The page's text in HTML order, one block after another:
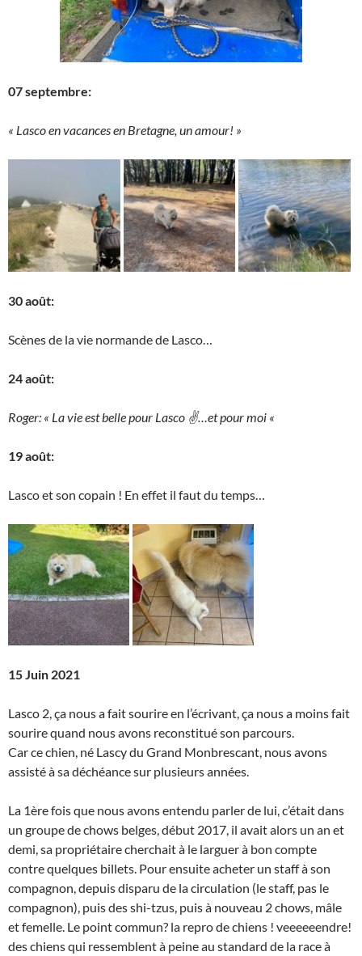
07 septembre:
« Lasco en vacances en Bretagne, un amour! »
30 août:
Scènes de la vie normande de Lasco…
24 août:
Roger: « La vie est belle pour Lasco ✌️…et pour moi «
19 août:
Lasco et son copain ! En effet il faut du temps…
15 Juin 2021
Lasco 2, ça nous a fait sourire en l’écrivant, ça nous a moins fait
sourire quand nous avons reconstitué son parcours.
Car ce chien, né Lascy du Grand Monbrescant, nous avons
assisté à sa déchéance sur plusieurs années.
La 1ère fois que nous avons entendu parler de lui, c’était dans
un groupe de chows belges, début 2017, il avait alors un an et
demi, sa propriétaire cherchait à le larguer à bon compte
contre quelques billets. Pour ensuite acheter un staff à son
compagnon, depuis disparu de la circulation (le staff, pas le
compagnon), puis des shi-tzus, puis à nouveau 2 chows, mâle
et femelle. Le point commun? la repro de chiens ! veeeeeendre!
des chiens qui ressemblent à peine au standard de la race à